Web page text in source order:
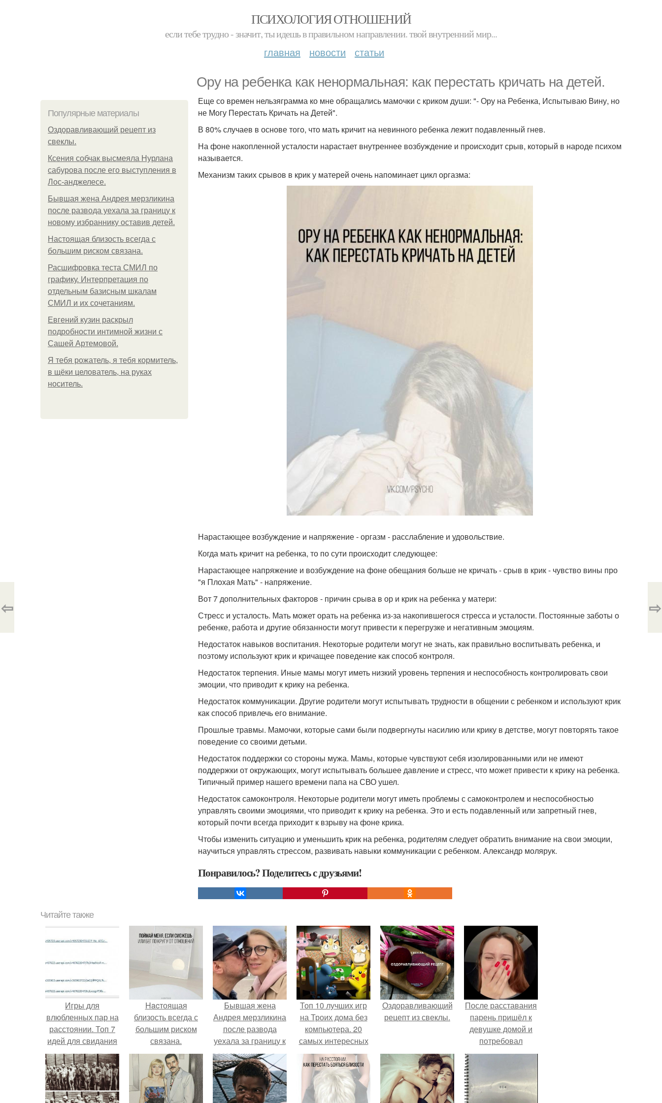
ПСИХОЛОГИЯ ОТНОШЕНИЙ
если тебе трудно - значит, ты идешь в правильном направлении. твой внутренний мир...
главная новости статьи
Ору на ребенка как ненормальная: как перестать кричать на детей.
Популярные материалы
Оздоравливающий рецепт из
свеклы.
Ксения собчак высмеяла Нурлана
сабурова после его выступления в
Лос-анджелесе.
Бывшая жена Андрея мерзликина
после развода уехала за границу к
новому избраннику оставив детей.
Hacтоящая близость всегда с
большим риском связана.
Расшифровка теста СМИЛ по
графику. Интерпретация по
отдельным базисным шкалам
СМИЛ и их сочетаниям.
Евгений кузин раскрыл
подробности интимной жизни с
Сашей Артемовой.
Я тебя рожатель, я тебя кормитель,
в щёки целователь, на руках
носитель.
Еще со времен нельзяграмма ко мне обращались мамочки с криком души: "- Ору на Ребенка, Испытываю Вину, но
не Могу Перестать Кричать на Детей".
В 80% случаев в основе того, что мать кричит на невинного ребенка лежит подавленный гнев.
На фоне накопленной усталости нарастает внутреннее возбуждение и происходит срыв, который в народе психом
называется.
Механизм таких срывов в крик у матерей очень напоминает цикл оргазма:
Нарастающее возбуждение и напряжение - оргазм - расслабление и удовольствие.
Когда мать кричит на ребенка, то по сути происходит следующее:
Нарастающее напряжение и возбуждение на фоне обещания больше не кричать - срыв в крик - чувство вины про
"я Плохая Мать" - напряжение.
Вот 7 дополнительных факторов - причин срыва в ор и крик на ребенка у матери:
Стресс и усталость. Мать может орать на ребенка из-за накопившегося стресса и усталости. Постоянные заботы о
ребенке, работа и другие обязанности могут привести к перегрузке и негативным эмоциям.
Недостаток навыков воспитания. Некоторые родители могут не знать, как правильно воспитывать ребенка, и
поэтому используют крик и кричащее поведение как способ контроля.
Недостаток терпения. Иные мамы могут иметь низкий уровень терпения и неспособность контролировать свои
эмоции, что приводит к крику на ребенка.
Недостаток коммуникации. Другие родители могут испытывать трудности в общении с ребенком и используют крик
как способ привлечь его внимание.
Прошлые травмы. Мамочки, которые сами были подвергнуты насилию или крику в детстве, могут повторять такое
поведение со своими детьми.
Недостаток поддержки со стороны мужа. Мамы, которые чувствуют себя изолированными или не имеют
поддержки от окружающих, могут испытывать большее давление и стресс, что может привести к крику на ребенка.
Типичный пример нашего времени папа на СВО ушел.
Недостаток самоконтроля. Некоторые родители могут иметь проблемы с самоконтролем и неспособностью
управлять своими эмоциями, что приводит к крику на ребенка. Это и есть подавленный или запретный гнев,
который почти всегда приходит к взрыву на фоне крика.
Чтобы изменить ситуацию и уменьшить крик на ребенка, родителям следует обратить внимание на свои эмоции,
научиться управлять стрессом, развивать навыки коммуникации с ребенком. Александр молярук.
Понравилось? Поделитесь с друзьями!
⇦ ⇨
Читайте также
Игры для
влюбленных пар на
расстоянии. Топ 7
идей для свидания
на расстоянии
Hacтоящая
близость всегда с
большим риском
связана.
Бывшая жена
Андрея мерзликина
после развода
уехала за границу к
новому избраннику
оставив детей.
Топ 10 лучших игр
на Троих дома без
компьютера. 20
самых интересных
игр для компании
Оздоравливающий
рецепт из свеклы.
После расставания
парень пришёл к
девушке домой и
потребовал
вернуть всё, что